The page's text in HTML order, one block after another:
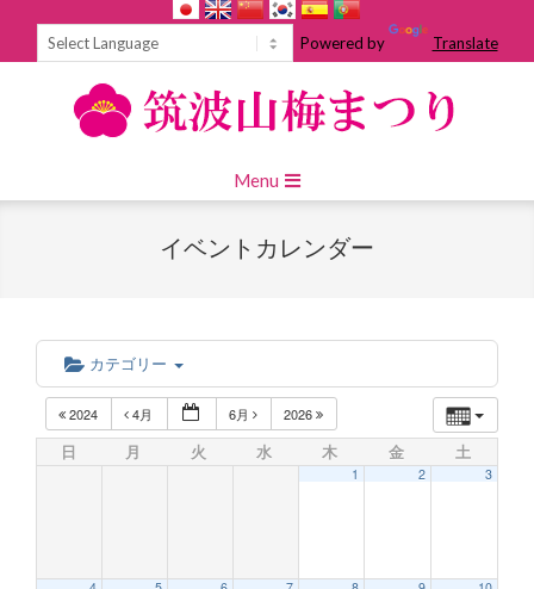
Powered by Translate
Navigation
Menu
イベントカレンダー
カテゴリー
2024 4月 6月 2026
日 月 火 水 木 金 土
1 2 3